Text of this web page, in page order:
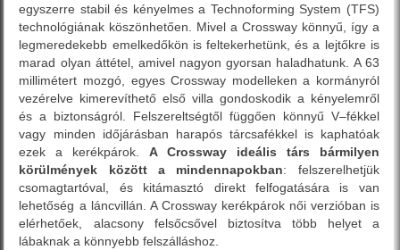
egyszerre stabil és kényelmes a Technoforming System (TFS)
technológiának köszönhetően. Mivel a Crossway könnyű, így a
legmeredekebb emelkedőkön is feltekerhetünk, és a lejtőkre is
marad olyan áttétel, amivel nagyon gyorsan haladhatunk. A 63
millimétert mozgó, egyes Crossway modelleken a kormányról
vezérelve kimerevíthető első villa gondoskodik a kényelemről
és a biztonságról. Felszereltségtől függően könnyű V–fékkel
vagy minden időjárásban harapós tárcsafékkel is kaphatóak
ezek a kerékpárok.A Crossway ideális társ bármilyen
körülmények között a mindennapokban: felszerelhetjük
csomagtartóval, és kitámasztó direkt felfogatására is van
lehetőség a láncvillán. A Crossway kerékpárok női verzióban is
elérhetőek, alacsony felsőcsővel biztosítva több helyet a
lábaknak a könnyebb felszálláshoz.